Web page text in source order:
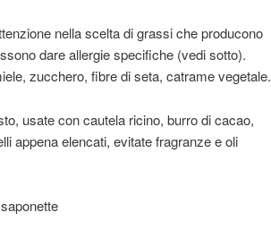
nella scelta di grassi che producono
dare allergie specifiche (vedi sotto).
zucchero, fibre di seta, catrame vegetale.
usate con cautela ricino, burro di cacao,
appena elencati, evitate fragranze e oli